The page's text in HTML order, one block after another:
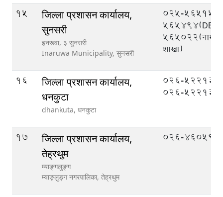
15
जिल्ला प्रशासन कार्यालय,
सुनसरी
इनरूवा, ३ सुनसरी
Inaruwa Municipality, सुनसरी
025-
शाखा)
16
जिल्ला प्रशासन कार्यालय,
धनकुटा
dhankuta, धनकुटा
०२६-५२२१३१,
०२६-५२२१३२
17
जिल्ला प्रशासन कार्यालय,
तेह्रथुम
म्याङ्गलुङ्ग
म्याङ्लुङ्ग नगरपालिका, तेह्रथुम
026-460599